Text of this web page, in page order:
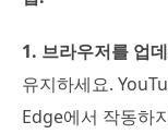
1. 브라우저를 업
유지하세요.
Edge에서 작동하